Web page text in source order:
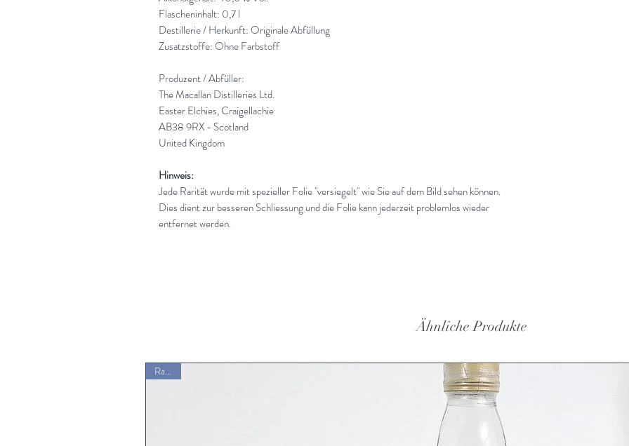
Flascheninhalt: 0,7 l
Destillerie / Herkunft: Originale Abfüllung
Zusatzstoffe: Ohne Farbstoff
Produzent / Abfüller:
The Macallan Distilleries Ltd.
Easter Elchies, Craigellachie
AB38 9RX - Scotland
United Kingdom
Hinweis:
Jede Rarität wurde mit spezieller Folie "versiegelt" wie Sie auf dem Bild sehen können.
Dies dient zur besseren Schliessung und die Folie kann jederzeit problemlos wieder
entfernet werden.
Ähnliche Produkte
Rarität